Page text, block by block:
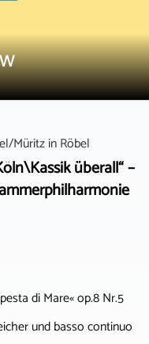
MüritzinRöbel
überall“ –
di Mare« op.8 Nr.5
und basso continuo